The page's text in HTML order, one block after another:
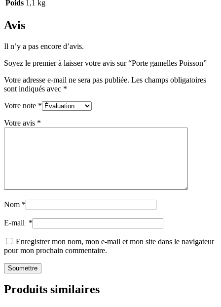
Poids 1,1 kg
Avis
Il n’y a pas encore d’avis.
Soyez le premier à laisser votre avis sur “Porte gamelles Poisson”
Votre adresse e-mail ne sera pas publiée. Les champs obligatoires
sont indiqués avec *
Votre note *
Votre avis *
Nom *
E-mail *
Enregistrer mon nom, mon e-mail et mon site dans le navigateur
pour mon prochain commentaire.
Produits similaires